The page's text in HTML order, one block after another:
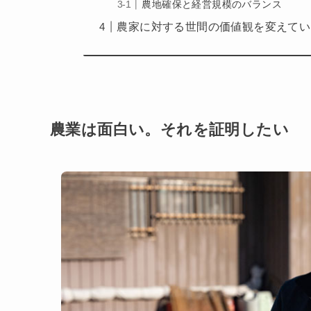
農地確保と経営規模のバランス
農家に対する世間の価値観を変えて
農業は面白い。それを証明したい